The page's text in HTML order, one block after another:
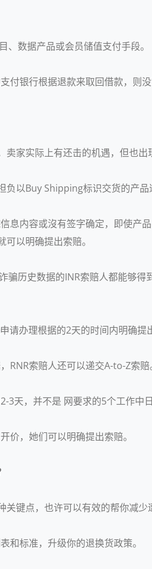
、数据产品或会员储值支付手段。
付银行根据退款来取回借款，则没
家实际上有还击的机遇，但也出
负以Buy Shipping标识交货的产品
息内容或沒有签字确定，即使产
以明确提出索赔。
骗历史数据的INR索赔人都能够
请办理根据的2天的时间内明确提
RNR索赔人还可以递交A-to-Z索赔
3天，并不是 网要求的5个工作中日
价，她们可以明确提出索赔。
关键点，也许可以有效的帮你减少
和标准，升级你的退换货政策。